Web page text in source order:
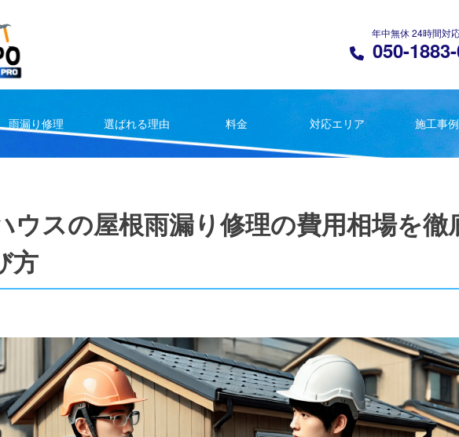
年中無休 24時間対
050-
雨漏り修理 選ばれる理由 料金 対応エリア 施工事例
ウスの屋根雨漏り修理の費用相場を徹
方